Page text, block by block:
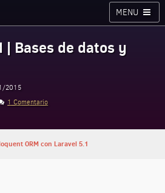
MENU
| Bases de datos y
2015
1 Comentario
ORM con Laravel 5.1